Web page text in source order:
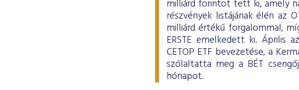
milliárd forintot tett ki, amely
részvények listájának élén az
milliárd értékű forgalommal,
ERSTE emelkedett ki. Április
CETOP ETF bevezetése, a
szólaltatta meg a BÉT
hónapot.